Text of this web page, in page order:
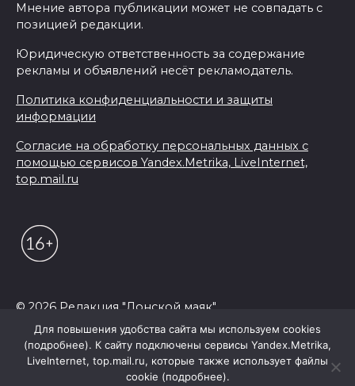
Мнение автора публикации может не совпадать с
позицией редакции.
Юридическую ответственность за содержание
рекламы и объявлений несёт рекламодатель.
Политика конфиденциальности и защиты
информации
Согласие на обработку персональных данных с
помощью сервисов Yandex.Metrika, LiveInternet,
top.mail.ru
© 2026 Редакция "Донской маяк"
Для повышения удобства сайта мы используем cookies
(подробнее). К сайту подключены сервисы Yandex.Metrika,
LiveInternet, top.mail.ru, которые также использует файлы
cookie (подробнее).